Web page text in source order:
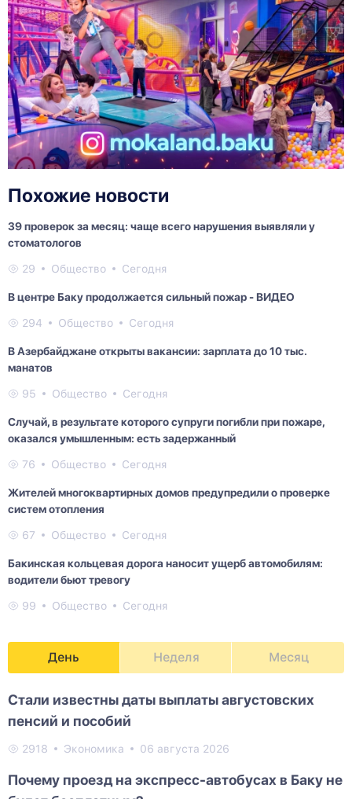
Похожие новости
39 проверок за месяц: чаще всего нарушения выявляли у
стоматологов
29 Общество Сегодня
В центре Баку продолжается сильный пожар - ВИДЕО
294 Общество Сегодня
В Азербайджане открыты вакансии: зарплата до 10 тыс.
манатов
95 Общество Сегодня
Случай, в результате которого супруги погибли при пожаре,
оказался умышленным: есть задержанный
76 Общество Сегодня
Жителей многоквартирных домов предупредили о проверке
систем отопления
67 Общество Сегодня
Бакинская кольцевая дорога наносит ущерб автомобилям:
водители бьют тревогу
99 Общество Сегодня
День Неделя Месяц
Стали известны даты выплаты августовских
пенсий и пособий
2918 Экономика 06 августа 2026
Почему проезд на экспресс-автобусах в Баку не